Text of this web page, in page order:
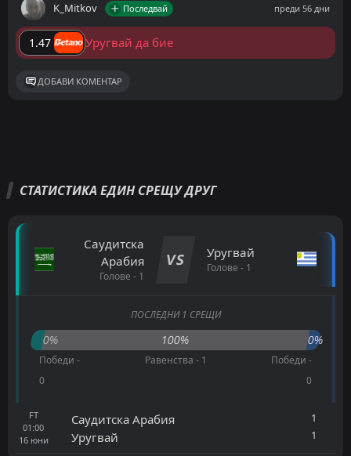
K_Mitkov Последвай преди 56 дни
1.47 Уругвай да бие
ДОБАВИ КОМЕНТАР
СТАТИСТИКА ЕДИН СРЕЩУ ДРУГ
Саудитска
Арабия
Голове - 1
VS Уругвай
Голове - 1
ПОСЛЕДНИ 1 СРЕЩИ
0% 100% 0%
Победи -
0
Равенства - 1
Победи -
0
FT
01:00
16 юни
Саудитска Арабия
Уругвай
1
1